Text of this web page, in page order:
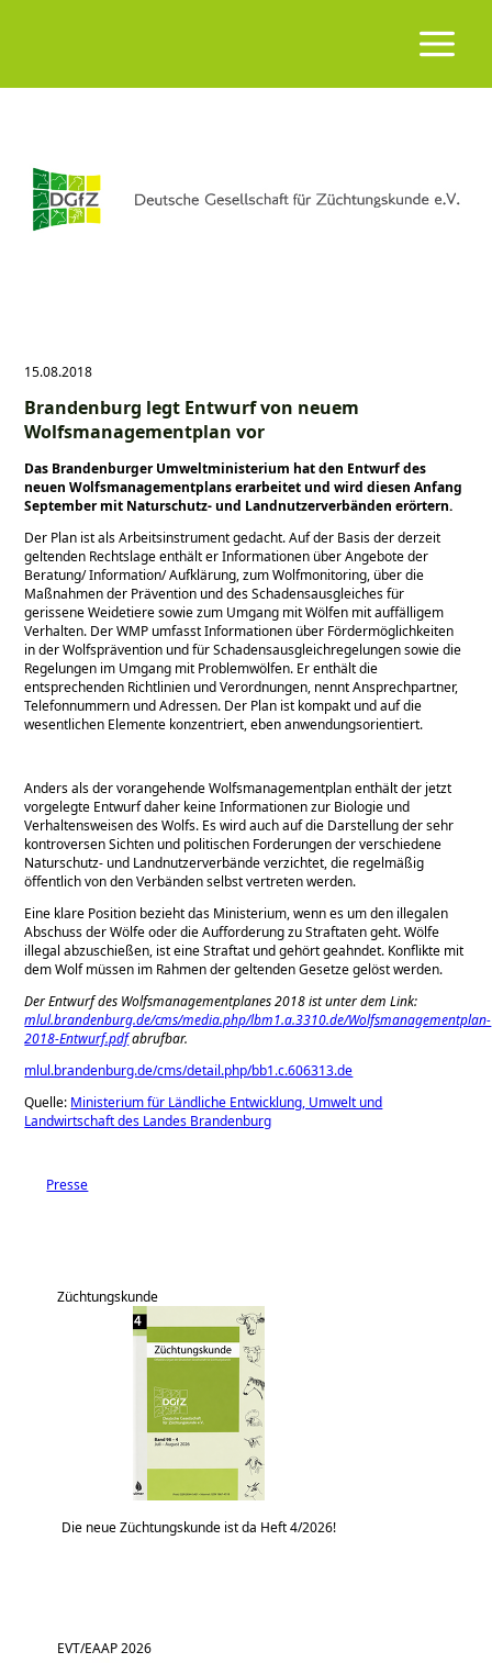
15.08.2018
Brandenburg legt Entwurf von neuem
Wolfsmanagementplan vor
Das Brandenburger Umweltministerium hat den Entwurf des
neuen Wolfsmanagementplans erarbeitet und wird diesen Anfang
September mit Naturschutz- und Landnutzerverbänden erörtern.
Der Plan ist als Arbeitsinstrument gedacht. Auf der Basis der derzeit
geltenden Rechtslage enthält er Informationen über Angebote der
Beratung/ Information/ Aufklärung, zum Wolfmonitoring, über die
Maßnahmen der Prävention und des Schadensausgleiches für
gerissene Weidetiere sowie zum Umgang mit Wölfen mit auffälligem
Verhalten. Der WMP umfasst Informationen über Fördermöglichkeiten
in der Wolfsprävention und für Schadensausgleichregelungen sowie die
Regelungen im Umgang mit Problemwölfen. Er enthält die
entsprechenden Richtlinien und Verordnungen, nennt Ansprechpartner,
Telefonnummern und Adressen. Der Plan ist kompakt und auf die
wesentlichen Elemente konzentriert, eben anwendungsorientiert.
Anders als der vorangehende Wolfsmanagementplan enthält der jetzt
vorgelegte Entwurf daher keine Informationen zur Biologie und
Verhaltensweisen des Wolfs. Es wird auch auf die Darstellung der sehr
kontroversen Sichten und politischen Forderungen der verschiedene
Naturschutz- und Landnutzerverbände verzichtet, die regelmäßig
öffentlich von den Verbänden selbst vertreten werden.
Eine klare Position bezieht das Ministerium, wenn es um den illegalen
Abschuss der Wölfe oder die Aufforderung zu Straftaten geht. Wölfe
illegal abzuschießen, ist eine Straftat und gehört geahndet. Konflikte mit
dem Wolf müssen im Rahmen der geltenden Gesetze gelöst werden.
Der Entwurf des Wolfsmanagementplanes 2018 ist unter dem Link:
mlul.brandenburg.de/cms/media.php/lbm1.a.3310.de/Wolfsmanagementplan-
2018-Entwurf.pdfabrufbar.
mlul.brandenburg.de/cms/detail.php/bb1.c.606313.de
Quelle: Ministerium für Ländliche Entwicklung, Umwelt und
Landwirtschaft des Landes Brandenburg
Presse
Züchtungskunde
Die neue Züchtungskunde ist da Heft 4/2026!
EVT/EAAP 2026